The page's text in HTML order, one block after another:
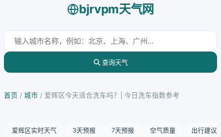
bjrvpm天气网
查询天气
首页 / 城市 / 爱辉区今天适合洗车吗？| 今日洗车指数参考
爱辉区实时天气 3天预报 7天预报 空气质量 出行建议